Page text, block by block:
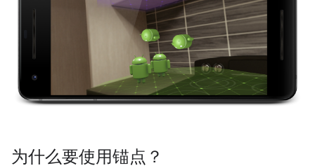
为什么要使用锚点？